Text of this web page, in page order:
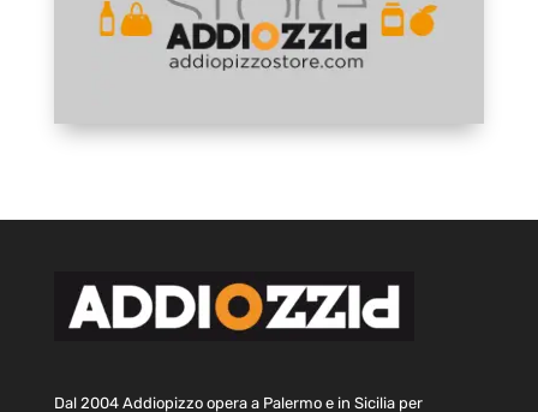
Dal 2004 Addiopizzo opera a Palermo e in Sicilia per